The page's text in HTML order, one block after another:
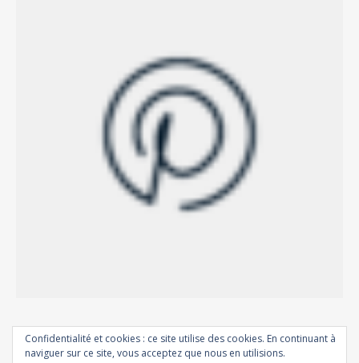
Confidentialité et cookies : ce site utilise des cookies. En continuant à
naviguer sur ce site, vous acceptez que nous en utilisions.